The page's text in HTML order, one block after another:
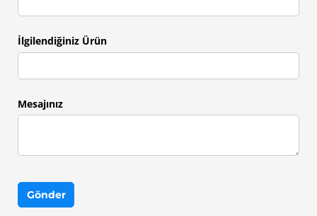
İlgilendiğiniz Ürün
Mesajınız
Gönder